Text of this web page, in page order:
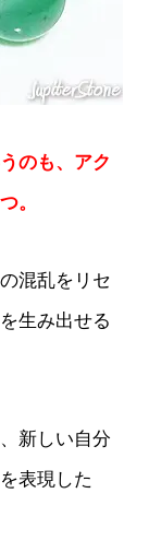
のも、アク
。
混乱をリセ
生み出せる
新しい自分
表現した